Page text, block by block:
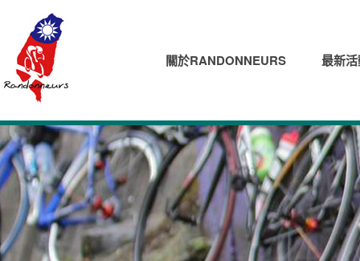
關於RANDONNEURS 最新